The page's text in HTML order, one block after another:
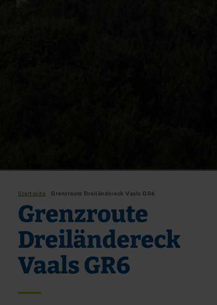
Startseite Grenzroute Dreiländereck Vaals GR6
Grenzroute
Dreiländereck
Vaals GR6